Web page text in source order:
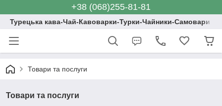
+38 (068)255-81-81
Турецька кава-Чай-Кавоварки-Турки-Чайники-Самовари
Товари та послуги
Товари та послуги